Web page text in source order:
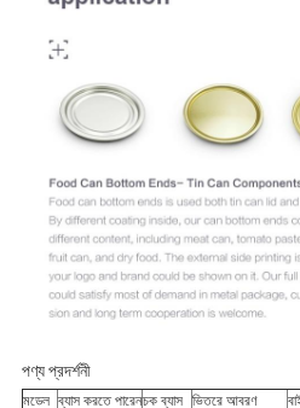
পণ্য প্রদর্শনী
মডেল ব্যাস করতে পারেনচক ব্যাস ভিতরে আবরণ